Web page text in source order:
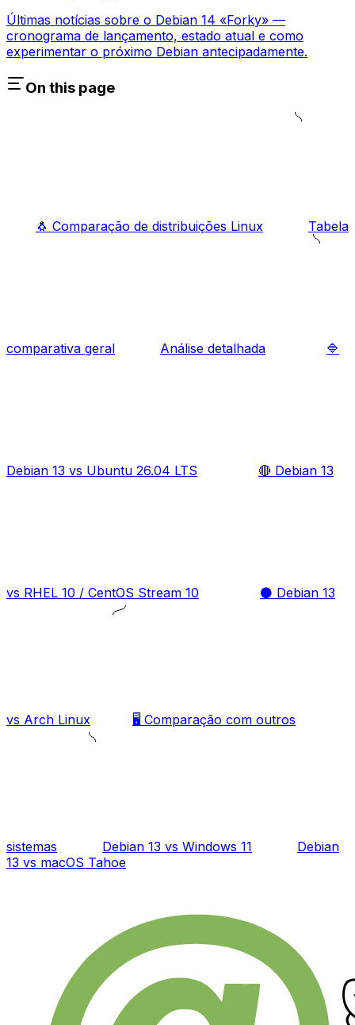
Últimas notícias sobre o Debian 14 «Forky» —
cronograma de lançamento, estado atual e como
experimentar o próximo Debian antecipadamente.
On this page
🐧 Comparação de distribuições Linux Tabela
comparativa geral Análise detalhada 🔷
Debian 13 vs Ubuntu 26.04 LTS 🔴 Debian 13
vs RHEL 10 / CentOS Stream 10 ⚫ Debian 13
vs Arch Linux 🖥️ Comparação com outros
sistemas Debian 13 vs Windows 11
Debian
13 vs macOS Tahoe